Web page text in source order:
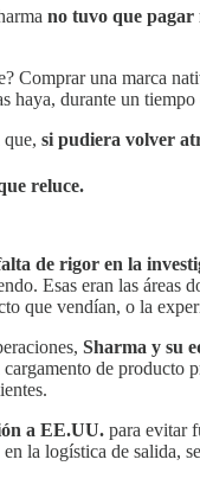
no tuvo que
Comprar una marca
haya, durante un
que, si pudiera volver
reluce.
de rigor en la
Esas eran las
que vendían, o la
Sharma y su
de
a EE.UU. para evitar
la logística de salida,